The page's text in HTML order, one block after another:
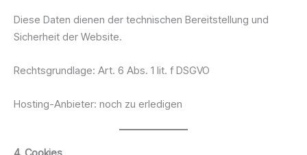
Diese Daten dienen der technischen Bereitstellung und
Sicherheit der Website.
Rechtsgrundlage: Art. 6 Abs. 1 lit. f DSGVO
Hosting-Anbieter: noch zu erledigen